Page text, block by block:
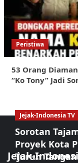
Peristiwa
53 Orang
“Ko Tony” Jadi
Jejak-
Jejak-Indonesia TV
Sorotan
Proyek Kota
Turun